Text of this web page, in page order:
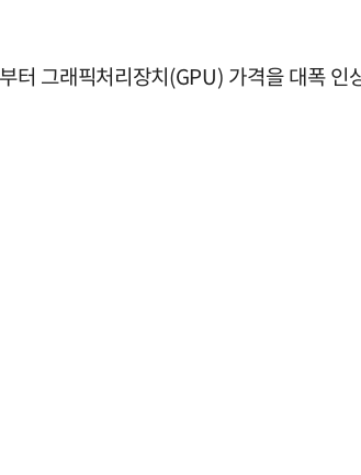
그래픽처리장치(GPU) 가격을 대폭